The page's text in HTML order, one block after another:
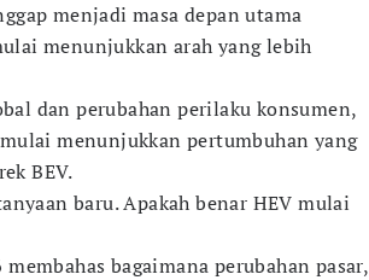
menjadi masa depan utama
menunjukkan arah yang lebih
dan perubahan perilaku konsumen,
menunjukkan pertumbuhan yang
BEV.
baru. Apakah benar HEV mulai
bagaimana perubahan pasar,